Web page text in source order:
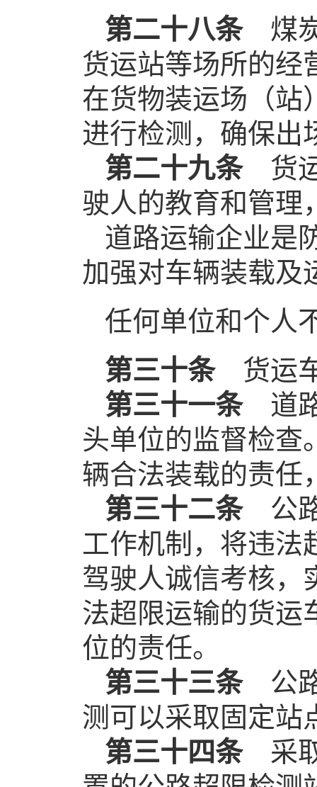
第二十八条煤炭
货运站等场所的经
在货物装运场（站
进行检测，确保出
第二十九条货运
驶人的教育和管理
道路运输企业是
加强对车辆装载及
任何单位和个人
第三十条货运车
第三十一条 道
头单位的监督检查
辆合法装载的责任
第三十二条公路
工作机制，将违法
驾驶人诚信考核，
法超限运输的货运
位的责任。
第三十三条公路
测可以采取固定站
第三十四条采取